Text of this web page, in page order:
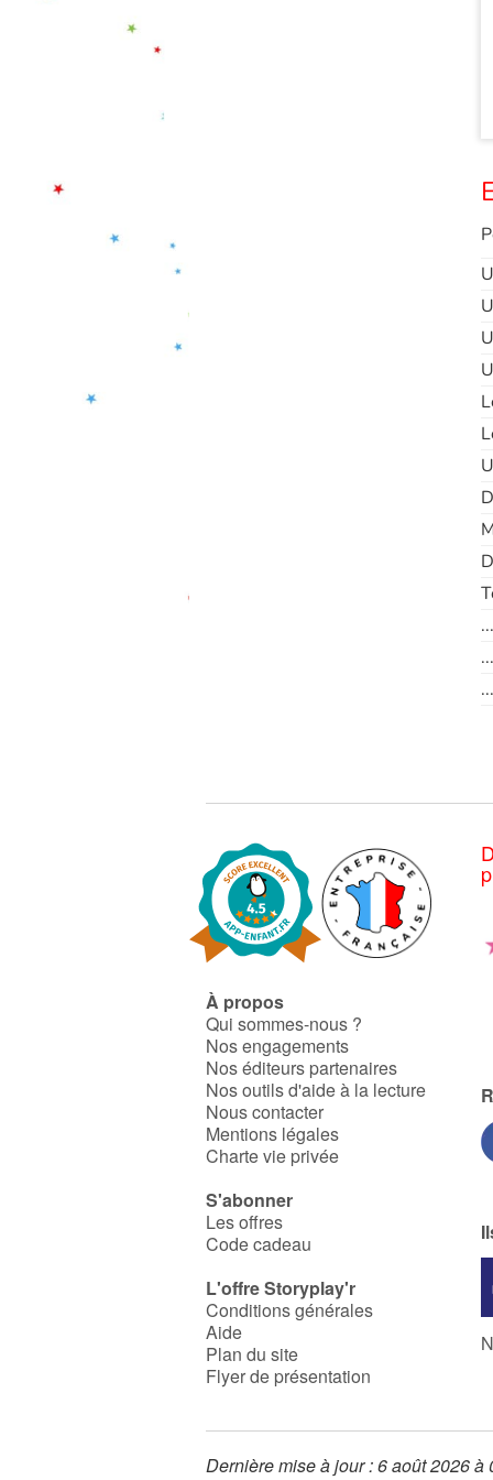
À propos
Qui sommes-nous ?
Nos engagements
Nos éditeurs partenaires
Nos outils d'aide à la lecture
Nous contacter
Mentions légales
Charte vie privée
S'abonner
Les offres
Code cadeau
L'offre Storyplay'r
Conditions générales
Aide
Plan du site
Flyer de présentation
Dernière mise à jour : 6 août 2026 à